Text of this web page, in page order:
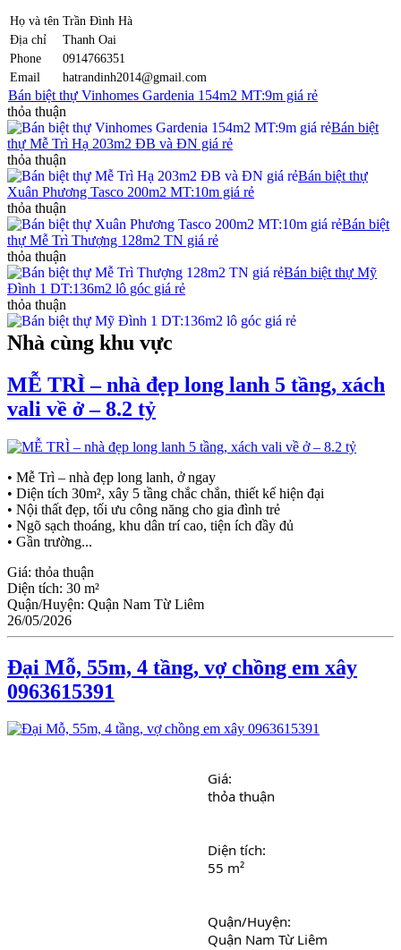
Họ và tên Trần Đình Hà
Địa chỉ
Thanh Oai
Phone
0914766351
Email
hatrandinh2014@gmail.com
Bán biệt thự Vinhomes Gardenia 154m2 MT:9m giá rẻ
thỏa thuận
Bán biệt
thự Mễ Trì Hạ 203m2 ĐB và ĐN giá rẻ
thỏa thuận
Bán biệt thự
Xuân Phương Tasco 200m2 MT:10m giá rẻ
thỏa thuận
Bán biệt
thự Mễ Trì Thượng 128m2 TN giá rẻ
thỏa thuận
Bán biệt thự Mỹ
Đình 1 DT:136m2 lô góc giá rẻ
thỏa thuận
Nhà cùng khu vực
MỄ TRÌ – nhà đẹp long lanh 5 tầng, xách
vali về ở – 8.2 tỷ
• Mễ Trì – nhà đẹp long lanh, ở ngay
• Diện tích 30m², xây 5 tầng chắc chắn, thiết kế hiện đại
• Nội thất đẹp, tối ưu công năng cho gia đình trẻ
• Ngõ sạch thoáng, khu dân trí cao, tiện ích đầy đủ
• Gần trường...
Giá: thỏa thuận
Diện tích: 30 m²
Quận/Huyện: Quận Nam Từ Liêm
26/05/2026
Đại Mỗ, 55m, 4 tầng, vợ chồng em xây
0963615391
Giá:
thỏa thuận
Diện tích:
55 m²
Quận/Huyện:
Quận Nam Từ Liêm